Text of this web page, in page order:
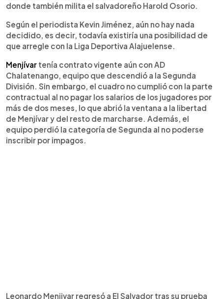
donde también milita el salvadoreño Harold Osorio.
Según el periodista Kevin Jiménez, aún no hay nada
decidido, es decir, todavía existiría una posibilidad de
que arregle con la Liga Deportiva Alajuelense.
Menjívar tenía contrato vigente aún con AD
Chalatenango, equipo que descendió a la Segunda
División. Sin embargo, el cuadro no cumplió con la parte
contractual al no pagar los salarios de los jugadores por
más de dos meses, lo que abrió la ventana a la libertad
de Menjívar y del resto de marcharse. Además, el
equipo perdió la categoría de Segunda al no poderse
inscribir por impagos.
Leonardo Menjivar regresó a El Salvador tras su prueba